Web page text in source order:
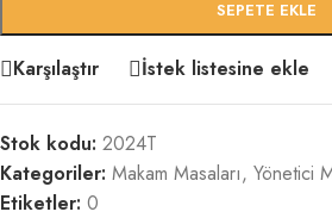
SEPETE EKLE
Karşılaştır İstek listesine ekle
Stok kodu: 2024T
Kategoriler: Makam Masaları, Yönetici
Etiketler: 0